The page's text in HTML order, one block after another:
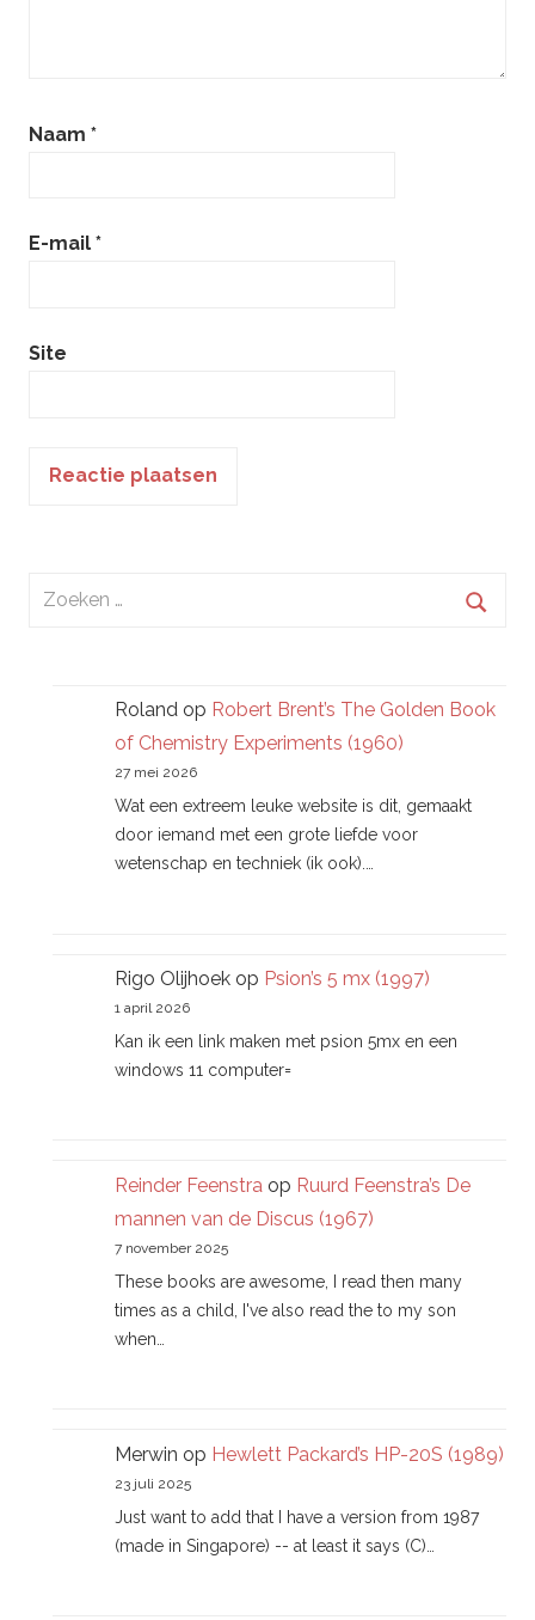
Naam *
E-mail *
Site
Zoeken
Roland op Robert Brent’s The Golden Book
of Chemistry Experiments (1960)
27 mei 2026
Wat een extreem leuke website is dit, gemaakt
door iemand met een grote liefde voor
wetenschap en techniek (ik ook).…
Rigo Olijhoek op Psion’s 5 mx (1997)
1 april 2026
Kan ik een link maken met psion 5mx en een
windows 11 computer=
Reinder Feenstra op Ruurd Feenstra’s De
mannen van de Discus (1967)
7 november 2025
These books are awesome, I read then many
times as a child, I've also read the to my son
when…
Merwin op Hewlett Packard’s HP-20S (1989)
23 juli 2025
Just want to add that I have a version from 1987
(made in Singapore) -- at least it says (C)…